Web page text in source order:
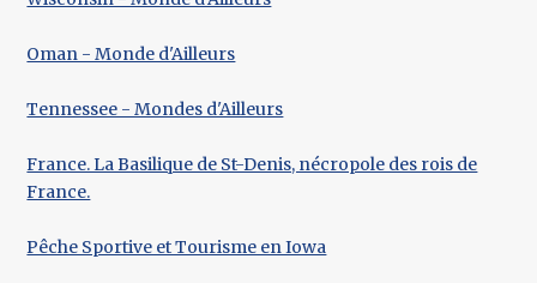
Oman - Monde d'Ailleurs
Tennessee - Mondes d'Ailleurs
France. La Basilique de St-Denis, nécropole des rois de
France.
Pêche Sportive et Tourisme en Iowa